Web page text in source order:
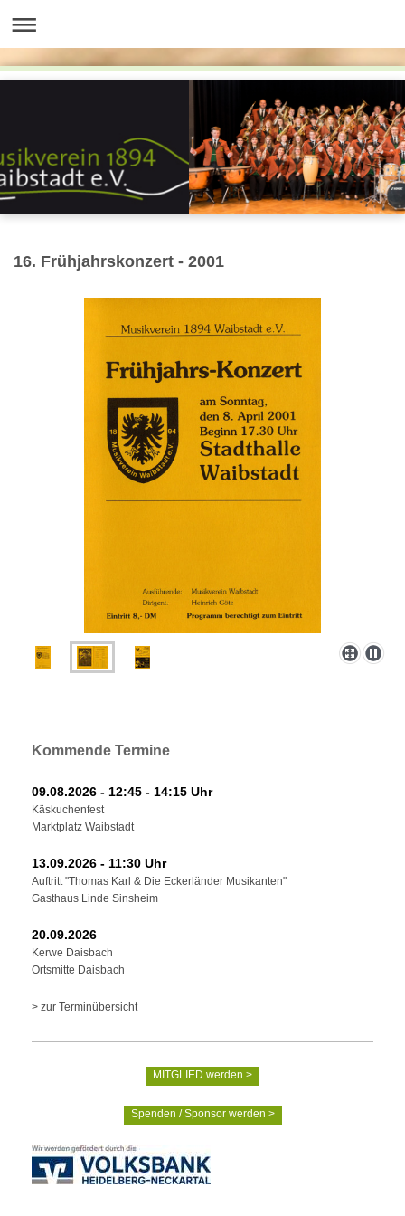
16. Frühjahrskonzert - 2001
Kommende Termine
09.08.2026 - 12:45 - 14:15 Uhr
Käskuchenfest
Marktplatz Waibstadt
13.09.2026 - 11:30 Uhr
Auftritt "Thomas Karl & Die Eckerländer Musikanten"
Gasthaus Linde Sinsheim
20.09.2026
Kerwe Daisbach
Ortsmitte Daisbach
> zur Terminübersicht
MITGLIED werden >
Spenden / Sponsor werden >